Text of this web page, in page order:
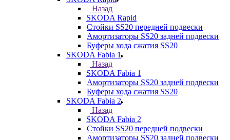
Назад
SKODA Rapid
Стойки SS20 передней подвески
Амортизаторы SS20 задней подвески
Буферы хода сжатия SS20
SKODA Fabia 1
Назад
SKODA Fabia 1
Амортизаторы SS20 задней подвески
Буферы хода сжатия SS20
SKODA Fabia 2
Назад
SKODA Fabia 2
Стойки SS20 передней подвески
Амортизаторы SS20 задней подвески